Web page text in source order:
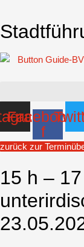
springen
Facebook-
f
zurück zur
15 h –